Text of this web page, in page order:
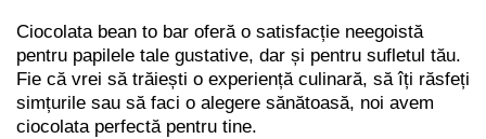
Ciocolata bean to bar oferă o satisfacție neegoistă
pentru papilele tale gustative, dar și pentru sufletul tău.
Fie că vrei să trăiești o experiență culinară, să îți răsfeți
simțurile sau să faci o alegere sănătoasă, noi avem
ciocolata perfectă pentru tine.